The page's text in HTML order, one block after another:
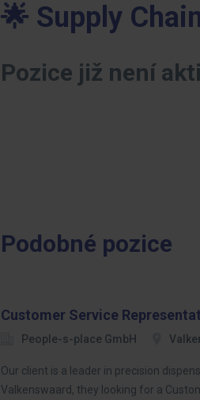
🌟 Supply
Pozice již není
Podobné pozice
Customer Service
People-s-place GmbH
Our client is a leader in precision
Valkenswaard, they looking for a